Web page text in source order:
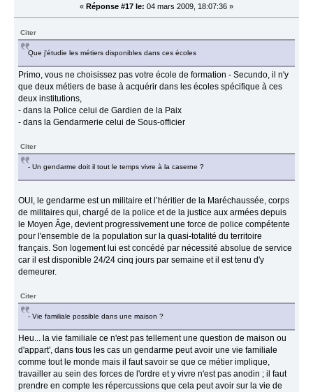
« Réponse #17 le: 04 mars 2009, 18:07:36 »
Citer
Que j'étudie les métiers disponibles dans ces écoles
Primo, vous ne choisissez pas votre école de formation - Secundo, il n'y
que deux métiers de base à acquérir dans les écoles spécifique à ces
deux institutions,
- dans la Police celui de Gardien de la Paix
- dans la Gendarmerie celui de Sous-officier
Citer
- Un gendarme doit il tout le temps vivre à la caserne ?
OUI, le gendarme est un militaire et l’héritier de la Maréchaussée, corps
de militaires qui, chargé de la police et de la justice aux armées depuis
le Moyen Âge, devient progressivement une force de police compétente
pour l'ensemble de la population sur la quasi-totalité du territoire
français. Son logement lui est concédé par nécessité absolue de service
car il est disponible 24/24 cinq jours par semaine et il est tenu d'y
demeurer.
Citer
- Vie familiale possible dans une maison ?
Heu... la vie familiale ce n'est pas tellement une question de maison ou
d'appart', dans tous les cas un gendarme peut avoir une vie familiale
comme tout le monde mais il faut savoir se que ce métier implique,
travailler au sein des forces de l'ordre et y vivre n'est pas anodin ; il faut
prendre en compte les répercussions que cela peut avoir sur la vie de